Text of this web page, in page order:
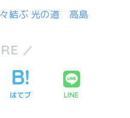
結ぶ 光の道 高島
はてブ LINE